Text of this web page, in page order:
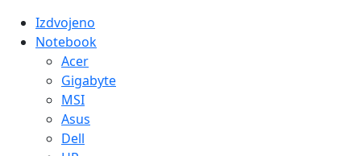
Izdvojeno
Notebook
Acer
Gigabyte
MSI
Asus
Dell